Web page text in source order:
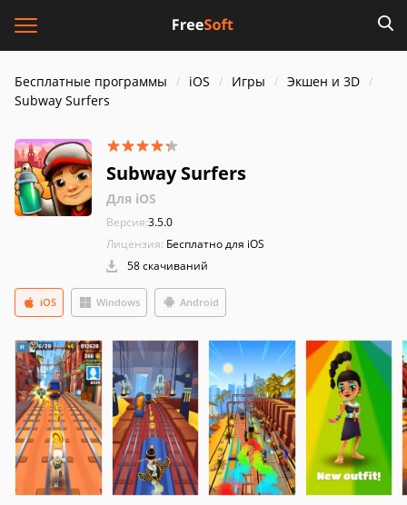
Бесплатные программы iOS Игры
Экшен и 3D
Subway Surfers
Subway Surfers
Для iOS
Версия:3.5.0
Лицензия: Бесплатно для iOS
58 скачиваний
iOS Windows Android